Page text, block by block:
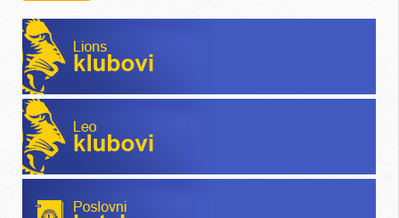
Lions klubovi
Leo klubovi